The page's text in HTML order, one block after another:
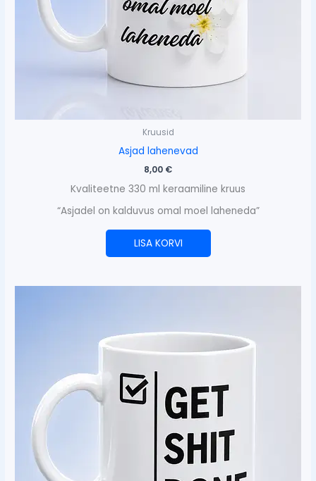
Kruusid
Asjad lahenevad
8,00 €
Kvaliteetne 330 ml keraamiline kruus
“Asjadel on kalduvus omal moel laheneda”
LISA KORVI